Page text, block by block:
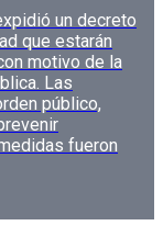
un decreto
que estarán
motivo de la
Las
público,
fueron